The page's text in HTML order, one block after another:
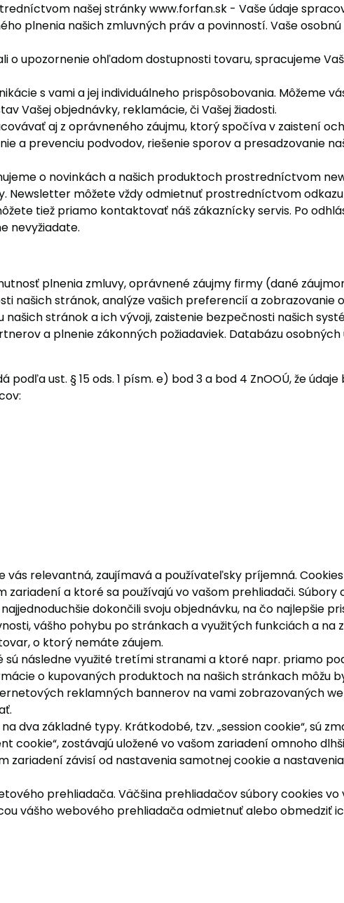
našej stránky www.forfan.sk - Vaše údaje
plnenia našich zmluvných práv a povinností. Vaše osobnú
o upozornenie ohľadom dostupnosti tovaru, spracujeme
s vami a jej individuálneho prispôsobovania. Môžeme
Vašej objednávky, reklamácie, či Vašej žiadosti.
aj z oprávneného záujmu, ktorý spočíva v zaistení
a prevenciu podvodov, riešenie sporov a presadzovanie
o novinkách a našich produktoch prostredníctvom
Newsletter môžete vždy odmietnuť prostredníctvom
tiež priamo kontaktovať náš zákaznícky servis. Po
nevyžiadate.
plnenia zmluvy, oprávnené záujmy firmy (dané
našich stránok, analýze vašich preferencií a zobrazovanie
stránok a ich vývoji, zaistenie bezpečnosti našich
a plnenie zákonných požiadaviek. Databázu
ust. § 15 ods. 1 písm. e) bod 3 a bod 4 ZnOOÚ, že
vás relevantná, zaujímavá a používateľsky príjemná.
a ktoré sa používajú vo vašom prehliadači. Súbory
dokončili svoju objednávku, na čo najlepšie
vášho pohybu po stránkach a využitých funkciách a na
o ktorý nemáte záujem.
následne využité tretími stranami a ktoré napr. priamo
o kupovaných produktoch na našich stránkach môžu
reklamných bannerov na vami zobrazovaných
dva základné typy. Krátkodobé, tzv. „session cookie“, sú
cookie“, zostávajú uložené vo vašom zariadení omnoho
závisí od nastavenia samotnej cookie a
prehliadača. Väčšina prehliadačov súbory cookies
vášho webového prehliadača odmietnuť alebo obmedziť